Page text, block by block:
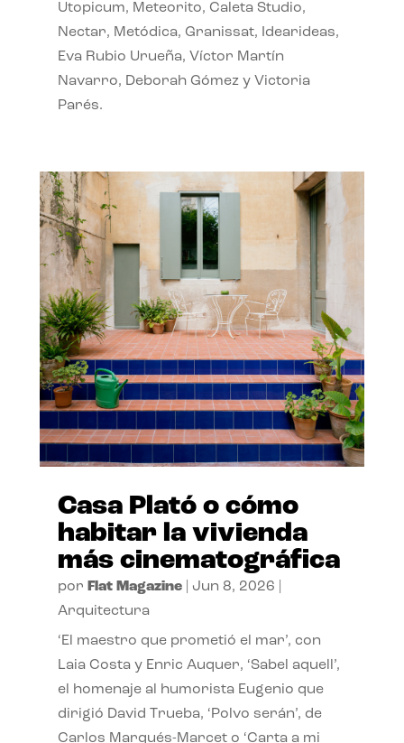
Utopicum, Meteorito, Caleta Studio,
Nectar, Metódica, Granissat, Idearideas,
Eva Rubio Urueña, Víctor Martín
Navarro, Deborah Gómez y Victoria
Parés.
Casa Plató o cómo
habitar la vivienda
más cinematográfica
por Flat Magazine| Jun 8, 2026
Arquitectura
‘El maestro que prometió el mar’, con
Laia Costa y Enric Auquer, ‘Sabel aquell’,
el homenaje al humorista Eugenio que
dirigió David Trueba, ‘Polvo serán’, de
Carlos Marqués-Marcet o ‘Carta a mi